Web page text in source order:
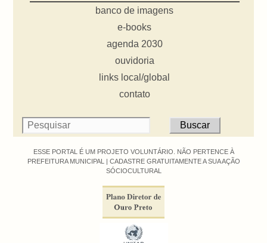
banco de imagens
e-books
agenda 2030
ouvidoria
links local/global
contato
ESSE PORTAL É UM PROJETO VOLUNTÁRIO. NÃO PERTENCE À
PREFEITURA MUNICIPAL | CADASTRE GRATUITAMENTE A SUA AÇÃO
SÓCIOCULTURAL